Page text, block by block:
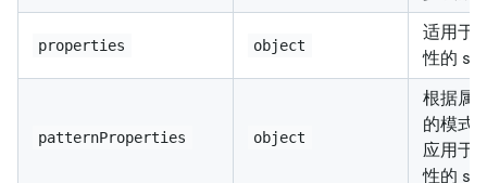
properties object
适用于
性的
patternProperties object
根据属
的模式
应用于
性的